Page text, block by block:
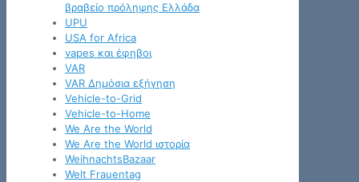
βραβείο πρόληψης Ελλάδα
UPU
USA for Africa
vapes και έφηβοι
VAR
VAR Δημόσια εξήγηση
Vehicle-to-Grid
Vehicle-to-Home
We Are the World
We Are the World ιστορία
WeihnachtsBazaar
Welt Frauentag